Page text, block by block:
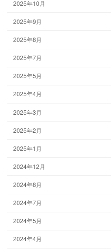
2025年10月
2025年9月
2025年8月
2025年7月
2025年5月
2025年4月
2025年3月
2025年2月
2025年1月
2024年12月
2024年8月
2024年7月
2024年5月
2024年4月